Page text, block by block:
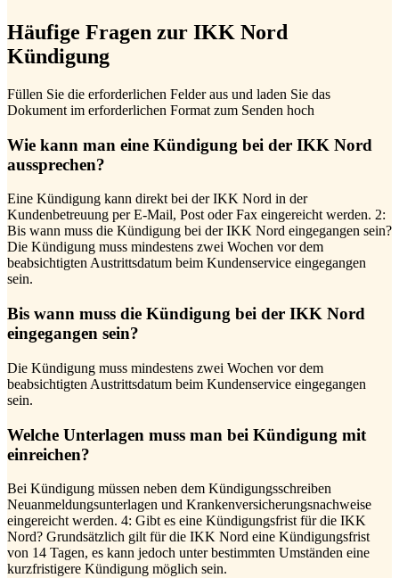
Häufige Fragen zur IKK Nord
Kündigung
Füllen Sie die erforderlichen Felder aus und laden Sie das
Dokument im erforderlichen Format zum Senden hoch
Wie kann man eine Kündigung bei der IKK Nord
aussprechen?
Eine Kündigung kann direkt bei der IKK Nord in der
Kundenbetreuung per E-Mail, Post oder Fax eingereicht werden. 2:
Bis wann muss die Kündigung bei der IKK Nord eingegangen sein?
Die Kündigung muss mindestens zwei Wochen vor dem
beabsichtigten Austrittsdatum beim Kundenservice eingegangen
sein.
Bis wann muss die Kündigung bei der IKK Nord
eingegangen sein?
Die Kündigung muss mindestens zwei Wochen vor dem
beabsichtigten Austrittsdatum beim Kundenservice eingegangen
sein.
Welche Unterlagen muss man bei Kündigung mit
einreichen?
Bei Kündigung müssen neben dem Kündigungsschreiben
Neuanmeldungsunterlagen und Krankenversicherungsnachweise
eingereicht werden. 4: Gibt es eine Kündigungsfrist für die IKK
Nord? Grundsätzlich gilt für die IKK Nord eine Kündigungsfrist
von 14 Tagen, es kann jedoch unter bestimmten Umständen eine
kurzfristigere Kündigung möglich sein.